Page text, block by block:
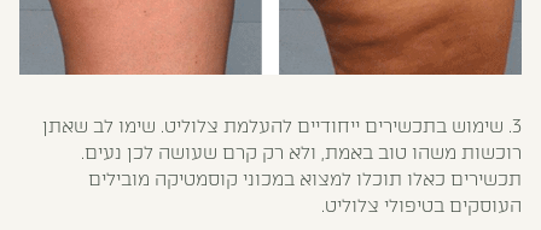
3. שימוש בתכשירים ייחודיים להעלמת צלוליט. שימו לב שאתן
רוכשות משהו טוב באמת, ולא רק קרם שעושה לכן נעים.
תכשירים כאלו תוכלו למצוא במכוני קוסמטיקה מובילים
העוסקים בטיפולי צלוליט.